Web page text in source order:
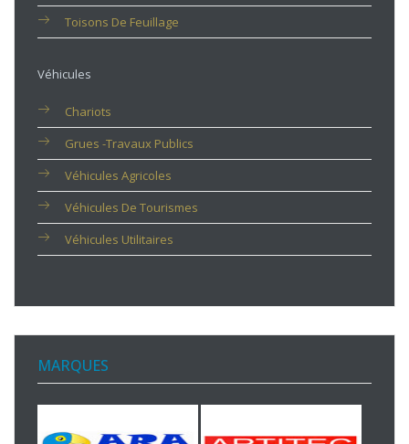
Toisons De Feuillage
Véhicules
Chariots
Grues -travaux Publics
Véhicules Agricoles
Véhicules De Tourismes
Véhicules Utilitaires
MARQUES